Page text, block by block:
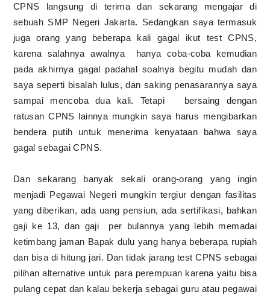
CPNS langsung di terima dan sekarang mengajar di
sebuah SMP Negeri Jakarta. Sedangkan saya termasuk
juga orang yang beberapa kali gagal ikut test CPNS,
karena salahnya awalnya hanya coba-coba kemudian
pada akhirnya gagal padahal soalnya begitu mudah dan
saya seperti bisalah lulus, dan saking penasarannya saya
sampai mencoba dua kali. Tetapi bersaing dengan
ratusan CPNS lainnya mungkin saya harus mengibarkan
bendera putih untuk menerima kenyataan bahwa saya
gagal sebagai CPNS.
Dan sekarang banyak sekali orang-orang yang ingin
menjadi Pegawai Negeri mungkin tergiur dengan fasilitas
yang diberikan, ada uang pensiun, ada sertifikasi, bahkan
gaji ke 13, dan gaji per bulannya yang lebih memadai
ketimbang jaman Bapak dulu yang hanya beberapa rupiah
dan bisa di hitung jari. Dan tidak jarang test CPNS sebagai
pilihan alternative untuk para perempuan karena yaitu bisa
pulang cepat dan kalau bekerja sebagai guru atau pegawai